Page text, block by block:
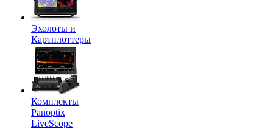
Эхолоты и
Картплоттеры
Комплекты
Panoptix
LiveScope